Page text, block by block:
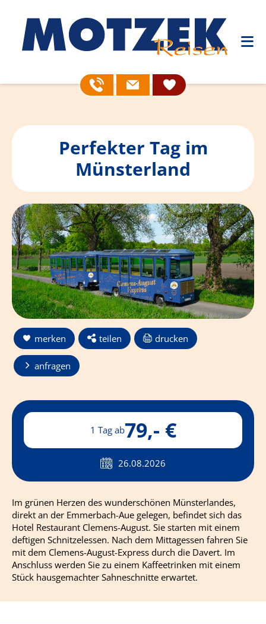
Perfekter Tag im
Münsterland
merken teilen drucken
anfragen
1 Tag ab79,- €
26.08.2026
Im grünen Herzen des wunderschönen Münsterlandes,
direkt an der Emmerbach-Aue gelegen, befindet sich das
Hotel Restaurant Clemens-August. Sie starten mit einem
deftigen Schnitzelessen. Nach dem Mittagessen fahren Sie
mit dem Clemens-August-Express durch die Davert. Im
Anschluss werden Sie zu einem Kaffeetrinken mit einem
Stück hausgemachter Sahneschnitte erwartet.